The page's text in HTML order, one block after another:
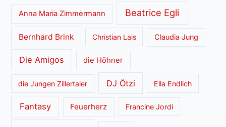
Anna Maria Zimmermann Beatrice Egli
Bernhard Brink Christian Lais Claudia Jung
Die Amigos die Höhner
die Jungen Zillertaler DJ Ötzi Ella Endlich
Fantasy Feuerherz Francine Jordi